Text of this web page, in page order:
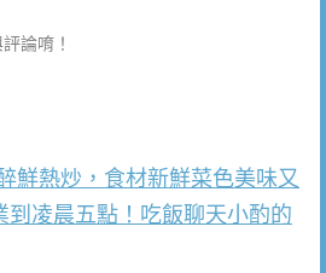
論唷！
鮮熱炒，食材新鮮菜色美味又
到凌晨五點！吃飯聊天小酌的